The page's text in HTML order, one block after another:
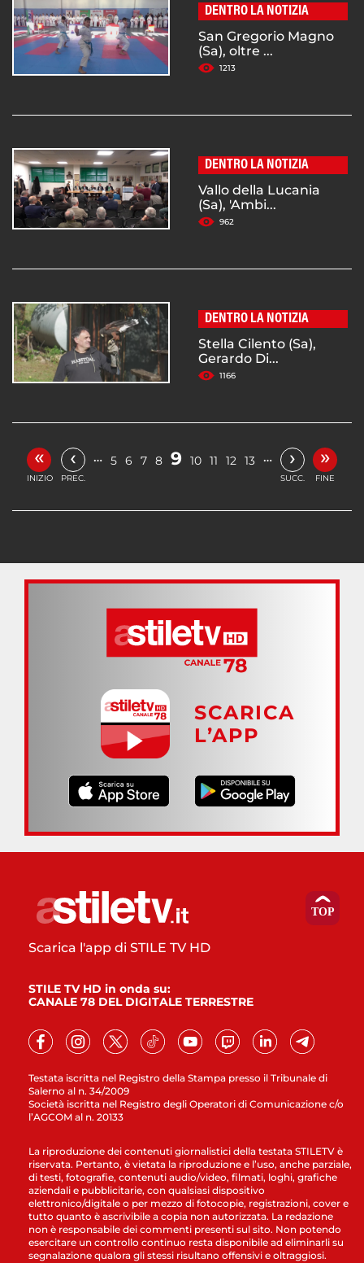
DENTRO LA NOTIZIA
San Gregorio Magno
(Sa), oltre ...
1213
DENTRO LA NOTIZIA
Vallo della Lucania
(Sa), 'Ambi...
962
DENTRO LA NOTIZIA
Stella Cilento (Sa),
Gerardo Di...
1166
«
INIZIO
‹
PREC.
… 5 6 7 8 9 10 11 12 13 … ›
SUCC.
»
FINE
SCARICA
L’APP
Testata iscritta nel Registro della Stampa presso il Tribunale di
Salerno al n. 34/2009
Società iscritta nel Registro degli Operatori di Comunicazione c/o
l’AGCOM al n. 20133
Scarica l'app di STILE TV HD
STILE TV HD in onda su:
CANALE 78 DEL DIGITALE TERRESTRE
La riproduzione dei contenuti giornalistici della testata STILETV è
riservata. Pertanto, è vietata la riproduzione e l’uso, anche parziale,
di testi, fotografie, contenuti audio/video, filmati, loghi, grafiche
aziendali e pubblicitarie, con qualsiasi dispositivo
elettronico/digitale o per mezzo di fotocopie, registrazioni, cover e
tutto quanto è ascrivibile a copia non autorizzata. La redazione
non è responsabile dei commenti presenti sul sito. Non potendo
esercitare un controllo continuo resta disponibile ad eliminarli su
segnalazione qualora gli stessi risultano offensivi e oltraggiosi.